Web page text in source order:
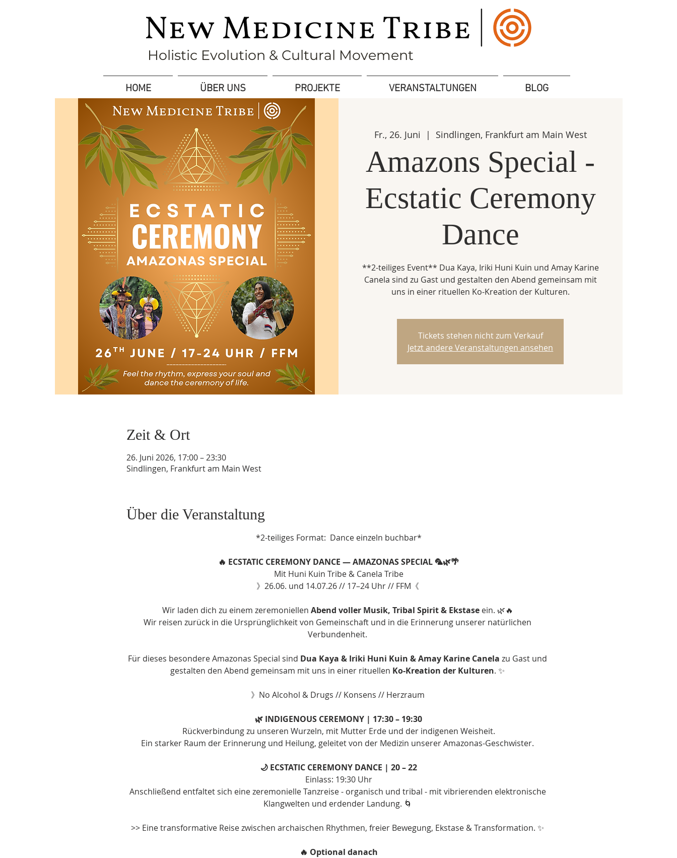
Holistic Evolution & Cultural Movement
HOME ÜBER UNS PROJEKTE VERANSTALTUNGEN BLOG
Fr., 26. Juni
  |
Sindlingen, Frankfurt am Main West
Amazons Special -
Ecstatic Ceremony
Dance
**2-teiliges Event** Dua Kaya, Iriki Huni Kuin und Amay Karine
Canela sind zu Gast und gestalten den Abend gemeinsam mit
uns in einer rituellen Ko-Kreation der Kulturen.
Tickets stehen nicht zum Verkauf
Jetzt andere Veranstaltungen ansehen
Zeit & Ort
26. Juni 2026, 17:00 – 23:30
Sindlingen, Frankfurt am Main West
Über die Veranstaltung
*2-teiliges Format:  Dance einzeln buchbar*
🔥 ECSTATIC CEREMONY DANCE — AMAZONAS SPECIAL 🦜🌿🌴
Mit Huni Kuin Tribe & Canela Tribe
》26.06. und 14.07.26 // 17–24 Uhr // FFM《
Wir laden dich zu einem zeremoniellen Abend voller Musik, Tribal Spirit & Ekstase ein. 🌿🔥
Wir reisen zurück in die Ursprünglichkeit von Gemeinschaft und in die Erinnerung unserer natürlichen
Verbundenheit.
Für dieses besondere Amazonas Special sind Dua Kaya & Iriki Huni Kuin & Amay Karine Canela zu Gast und
gestalten den Abend gemeinsam mit uns in einer rituellen Ko-Kreation der Kulturen. ✨
》No Alcohol & Drugs // Konsens // Herzraum
🌿 INDIGENOUS CEREMONY | 17:30 – 19:30
Rückverbindung zu unseren Wurzeln, mit Mutter Erde und der indigenen Weisheit.
Ein starker Raum der Erinnerung und Heilung, geleitet von der Medizin unserer Amazonas-Geschwister.
🌙 ECSTATIC CEREMONY DANCE | 20 – 22
Einlass: 19:30 Uhr
Anschließend entfaltet sich eine zeremonielle Tanzreise - organisch und tribal - mit vibrierenden elektronische
Klangwelten und erdender Landung. 🌀
>> Eine transformative Reise zwischen archaischen Rhythmen, freier Bewegung, Ekstase & Transformation. ✨
🔥 Optional danach